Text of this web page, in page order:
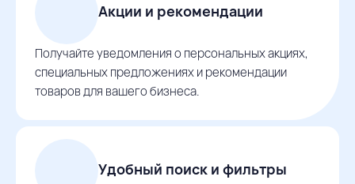
Акции и рекомендации
Получайте уведомления о персональных акциях,
специальных предложениях и рекомендации
товаров для вашего бизнеса.
Удобный поиск и фильтры